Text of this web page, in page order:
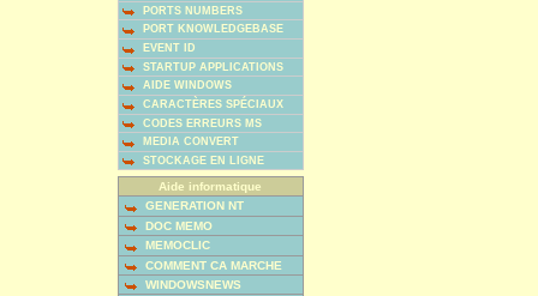
PORTS NUMBERS
PORT KNOWLEDGEBASE
EVENT ID
STARTUP APPLICATIONS
AIDE WINDOWS
CARACTÈRES SPÉCIAUX
CODES ERREURS MS
MEDIA CONVERT
STOCKAGE EN LIGNE
Aide informatique
GENERATION NT
DOC MEMO
MEMOCLIC
COMMENT CA MARCHE
WINDOWSNEWS